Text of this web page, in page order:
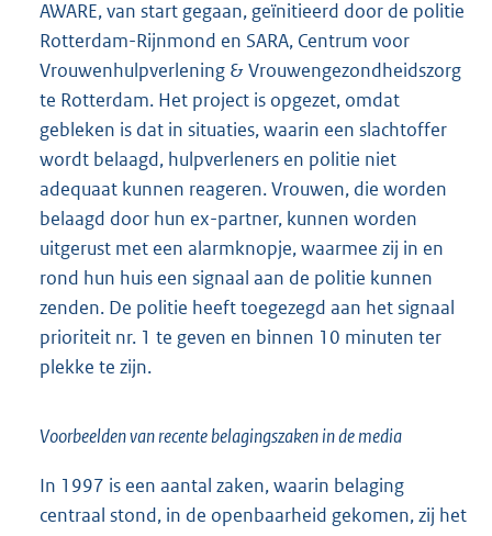
AWARE, van start gegaan, geïnitieerd door de politie
Rotterdam-Rijnmond en SARA, Centrum voor
Vrouwenhulpverlening & Vrouwengezondheidszorg
te Rotterdam. Het project is opgezet, omdat
gebleken is dat in situaties, waarin een slachtoffer
wordt belaagd, hulpverleners en politie niet
adequaat kunnen reageren. Vrouwen, die worden
belaagd door hun ex-partner, kunnen worden
uitgerust met een alarmknopje, waarmee zij in en
rond hun huis een signaal aan de politie kunnen
zenden. De politie heeft toegezegd aan het signaal
prioriteit nr. 1 te geven en binnen 10 minuten ter
plekke te zijn.
Voorbeelden van recente belagingszaken in de media
In 1997 is een aantal zaken, waarin belaging
centraal stond, in de openbaarheid gekomen, zij het